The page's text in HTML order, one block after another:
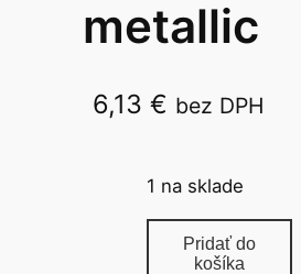
metallic
6,13€ bez DPH
1 na sklade
Pridať do
košíka